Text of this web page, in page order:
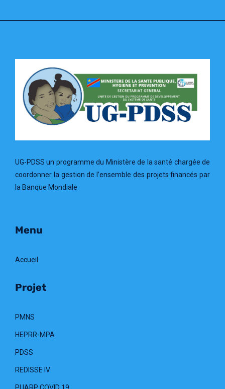
UG-PDSS un programme du Ministère de la santé chargée de
coordonner la gestion de l’ensemble des projets financés par
la Banque Mondiale
Menu
Accueil
Projet
PMNS
HEPRR-MPA
PDSS
REDISSE IV